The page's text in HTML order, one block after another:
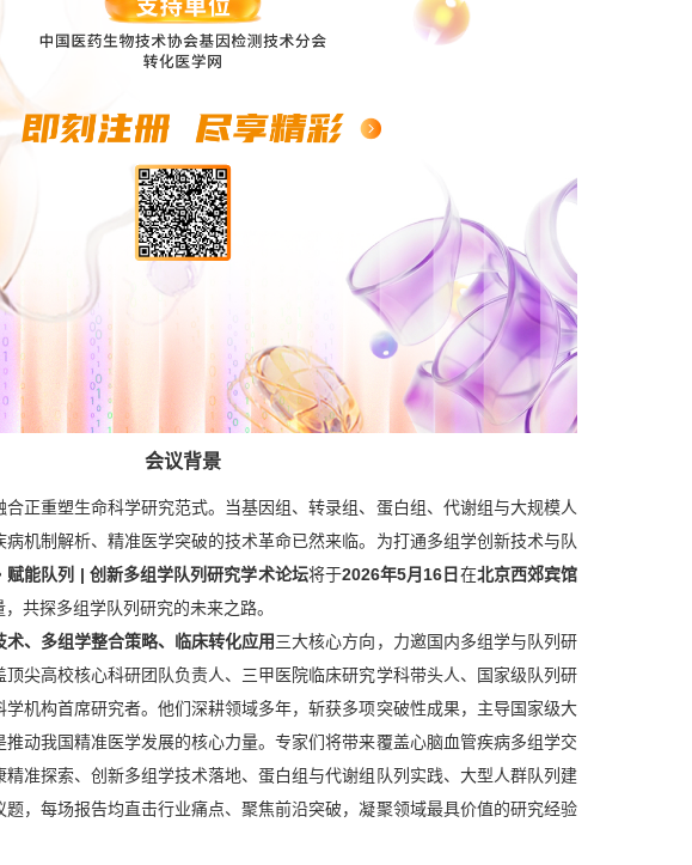
会议背景
正重塑生命科学研究范式。当基因组、转录组、蛋白组、代谢组与大规模人
机制解析、精准医学突破的技术革命已然来临。为打通多组学创新技术与队
赋能队列 | 创新多组学队列研究学术论坛将于2026年5月16日 在北京西郊宾馆
共探多组学队列研究的未来之路。
术、多组学整合策略、临床转化应用三大核心方向，力邀国内多组学与队列研
尖高校核心科研团队负责人、三甲医院临床研究学科带头人、国家级队列研
机构首席研究者。他们深耕领域多年，斩获多项突破性成果，主导国家级大
动我国精准医学发展的核心力量。专家们将带来覆盖心脑血管疾病多组学交
准探索、创新多组学技术落地、蛋白组与代谢组队列实践、大型人群队列建
，每场报告均直击行业痛点、聚焦前沿突破，凝聚领域最具价值的研究经验